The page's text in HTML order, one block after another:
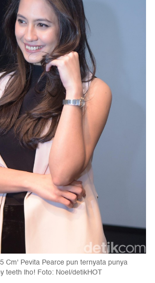
Cm' Pevita Pearce pun ternyata punya
teeth lho! Foto: Noel/detikHOT